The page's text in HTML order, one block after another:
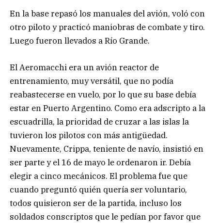
En la base repasó los manuales del avión, voló con
otro piloto y practicó maniobras de combate y tiro.
Luego fueron llevados a Río Grande.
El Aeromacchi era un avión reactor de
entrenamiento, muy versátil, que no podía
reabastecerse en vuelo, por lo que su base debía
estar en Puerto Argentino. Como era adscripto a la
escuadrilla, la prioridad de cruzar a las islas la
tuvieron los pilotos con más antigüedad.
Nuevamente, Crippa, teniente de navío, insistió en
ser parte y el 16 de mayo le ordenaron ir. Debía
elegir a cinco mecánicos. El problema fue que
cuando preguntó quién quería ser voluntario,
todos quisieron ser de la partida, incluso los
soldados conscriptos que le pedían por favor que